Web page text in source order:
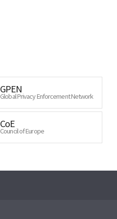
GPEN
Global Privacy Enforcement Network
CoE
Council of Europe